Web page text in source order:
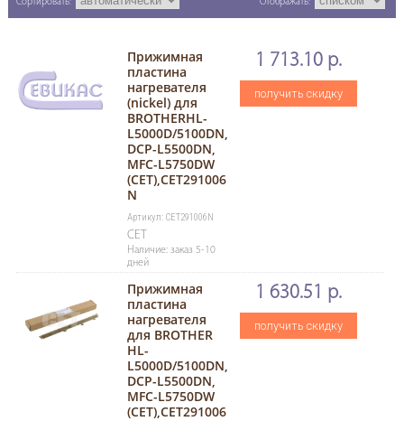
Сортировать: Отображать:
Прижимная
пластина
нагревателя
(nickel) для
BROTHERHL-
L5000D/5100DN,
DCP-L5500DN,
MFC-L5750DW
(CET),CET291006
N
Артикул: CET291006N
CET
Наличие: заказ 5-10
дней
1 713.10 р.
получить скидку
Прижимная
пластина
нагревателя
для BROTHER
HL-
L5000D/5100DN,
DCP-L5500DN,
MFC-L5750DW
(CET),CET291006
1 630.51 р.
получить скидку